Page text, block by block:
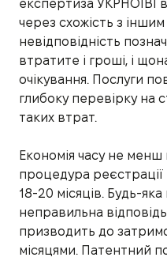
експертиза УКРНОІВІ
через схожість з
невідповідність
втратите і гроші, і
очікування. Послуги
глибоку перевірку на
таких втрат.
Економія часу не
процедура
18-20 місяців. Будь-
неправильна
призводить до
місяцями. Патентний